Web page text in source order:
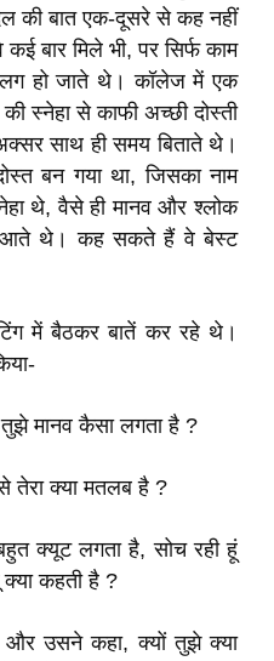
की बात एक-दूसरे से कह नहीं
बार मिले भी, पर सिर्फ काम
हो जाते थे। कॉलेज में एक
स्नेहा से काफी अच्छी दोस्ती
साथ ही समय बिताते थे।
बन गया था, जिसका नाम
थे, वैसे ही मानव और श्लोक
थे। कह सकते हैं वे बेस्ट
में बैठकर बातें कर रहे थे।
तुझे मानव कैसा लगता है ?
तेरा क्या मतलब है ?
क्यूट लगता है, सोच रही हूं
कहती है ?
उसने कहा, क्यों तुझे क्या